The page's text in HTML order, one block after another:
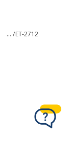
... /ET-2712